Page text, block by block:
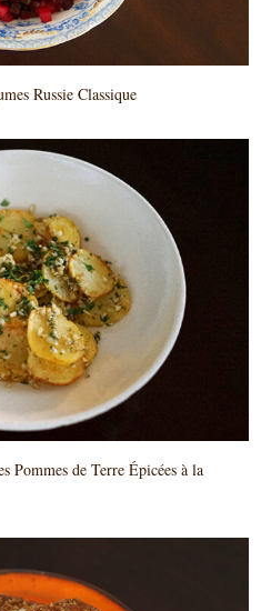
Russie Classique
Pommes de Terre Épicées à la